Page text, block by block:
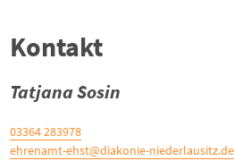
Kontakt
Tatjana Sosin
03364 283978
ehrenamt-ehst@diakonie-niederlausitz.de